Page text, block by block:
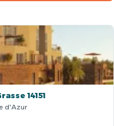
14151
d'Azur